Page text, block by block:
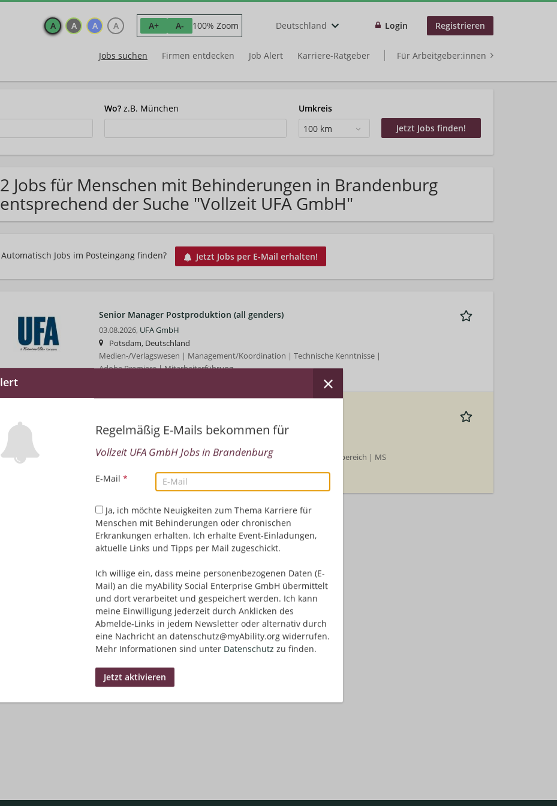
A A A A A+ A- 100% Zoom Deutschland Login Registrieren
Jobs suchen Firmen entdecken Job Alert Karriere-Ratgeber Für Arbeitgeber:innen
Wo? z.B. München
Umkreis
100 km
2 Jobs für Menschen mit Behinderungen in Brandenburg
entsprechend der Suche "Vollzeit UFA GmbH"
Automatisch Jobs im Posteingang finden? Jetzt Jobs per E-Mail erhalten!
Regelmäßig E-Mails bekommen für
Vollzeit UFA GmbH Jobs in Brandenburg
E-Mail *
Ja, ich möchte Neuigkeiten zum Thema Karriere für
Menschen mit Behinderungen oder chronischen
Erkrankungen erhalten. Ich erhalte Event-Einladungen,
aktuelle Links und Tipps per Mail zugeschickt.
Ich willige ein, dass meine personenbezogenen Daten (E-
Mail) an die myAbility Social Enterprise GmbH übermittelt
und dort verarbeitet und gespeichert werden. Ich kann
meine Einwilligung jederzeit durch Anklicken des
Abmelde-Links in jedem Newsletter oder alternativ durch
eine Nachricht an datenschutz@myAbility.org widerrufen.
Mehr Informationen sind unter Datenschutz zu finden.
Senior Manager Postproduktion (all genders)
03.08.2026, UFA GmbH
Potsdam, Deutschland
Medien-/Verlagswesen | Management/Koordination | Technische Kenntnisse |
Adobe Premiere | Mitarbeiterführung
03.08.2026,UFA GmbH
Medien-/Verlagswesen | Rechnungswesen/Controlling | Wirtschaftsbereich | MS
Office (allgemein) | MS Excel